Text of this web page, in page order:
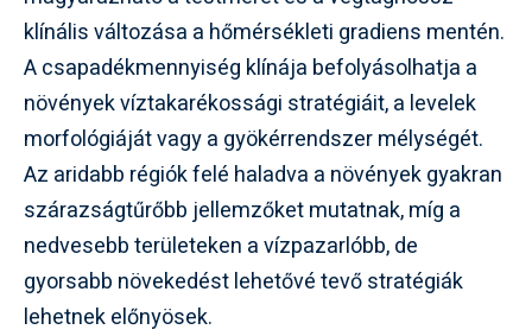
klínális változása a hőmérsékleti gradiens mentén.
A csapadékmennyiség klínája befolyásolhatja a
növények víztakarékossági stratégiáit, a levelek
morfológiáját vagy a gyökérrendszer mélységét.
Az aridabb régiók felé haladva a növények gyakran
szárazságtűrőbb jellemzőket mutatnak, míg a
nedvesebb területeken a vízpazarlóbb, de
gyorsabb növekedést lehetővé tevő stratégiák
lehetnek előnyösek.